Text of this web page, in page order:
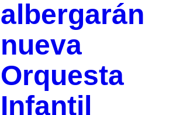
albergarán
nueva
Orquesta
Infantil